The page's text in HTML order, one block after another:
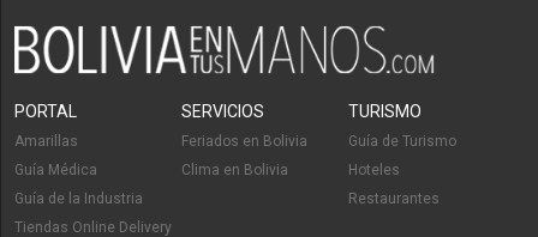
PORTAL
Amarillas
Guía Médica
Guía de la Industria
Tiendas Online Delivery
SERVICIOS
Feriados en Bolivia
Clima en Bolivia
TURISMO
Guía de Turismo
Hoteles
Restaurantes